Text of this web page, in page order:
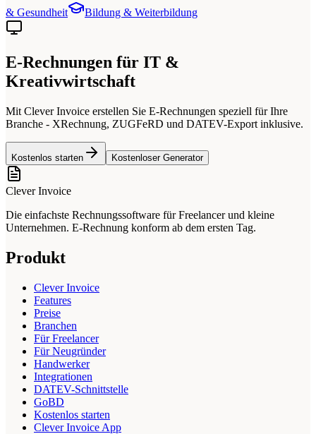
& Gesundheit
Bildung & Weiterbildung
E-Rechnungen für IT &
Kreativwirtschaft
Mit Clever Invoice erstellen Sie E-Rechnungen speziell für Ihre
Branche - XRechnung, ZUGFeRD und DATEV-Export inklusive.
Kostenlos starten Kostenloser Generator
Clever Invoice
Die einfachste Rechnungssoftware für Freelancer und kleine
Unternehmen. E-Rechnung konform ab dem ersten Tag.
Produkt
Clever Invoice
Features
Preise
Branchen
Für Freelancer
Für Neugründer
Handwerker
Integrationen
DATEV-Schnittstelle
GoBD
Kostenlos starten
Clever Invoice App